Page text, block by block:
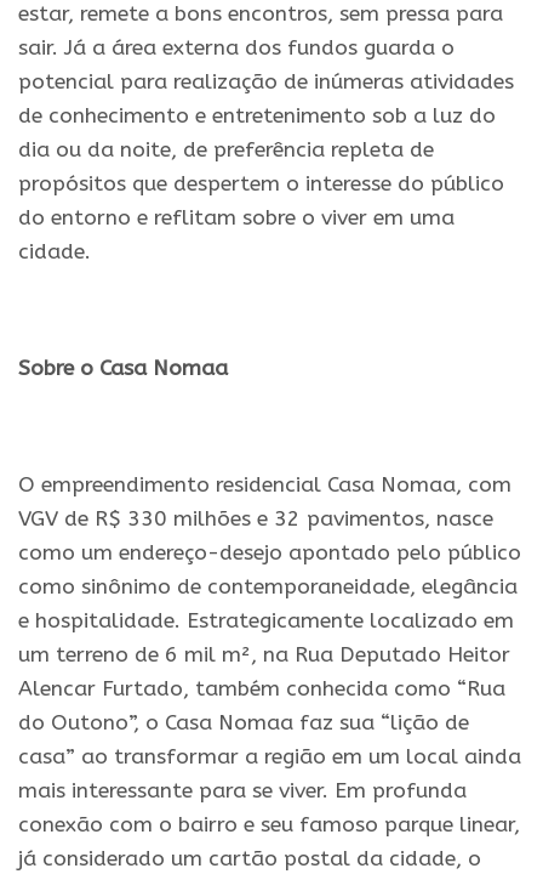
estar, remete a bons encontros, sem pressa para
sair. Já a área externa dos fundos guarda o
potencial para realização de inúmeras atividades
de conhecimento e entretenimento sob a luz do
dia ou da noite, de preferência repleta de
propósitos que despertem o interesse do público
do entorno e reflitam sobre o viver em uma
cidade.
Sobre o Casa Nomaa
O empreendimento residencial Casa Nomaa, com
VGV de R$ 330 milhões e 32 pavimentos, nasce
como um endereço-desejo apontado pelo público
como sinônimo de contemporaneidade, elegância
e hospitalidade. Estrategicamente localizado em
um terreno de 6 mil m², na Rua Deputado Heitor
Alencar Furtado, também conhecida como “Rua
do Outono”, o Casa Nomaa faz sua “lição de
casa” ao transformar a região em um local ainda
mais interessante para se viver. Em profunda
conexão com o bairro e seu famoso parque linear,
já considerado um cartão postal da cidade, o